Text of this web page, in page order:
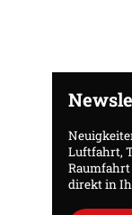
Luftfahrt,
direkt in